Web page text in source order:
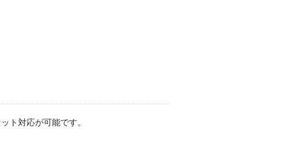
ト対応が可能です。